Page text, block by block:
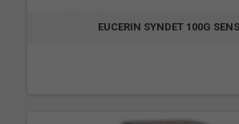
EUCERIN SYNDET 100G